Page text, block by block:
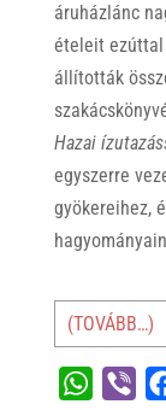
áruházlánc
ételeit ezúttal
állították
Hazai
egyszerre
gyökereihez,
(TOVÁBB…)